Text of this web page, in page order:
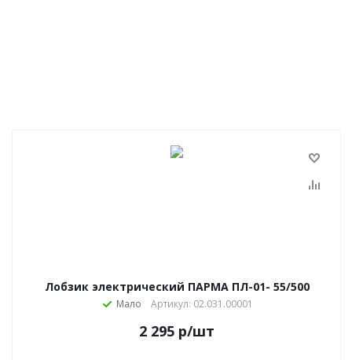
Лобзик электрический ПАРМА ПЛ-01- 55/500
Мало Артикул: 02.031.00001
2 295 р/шт